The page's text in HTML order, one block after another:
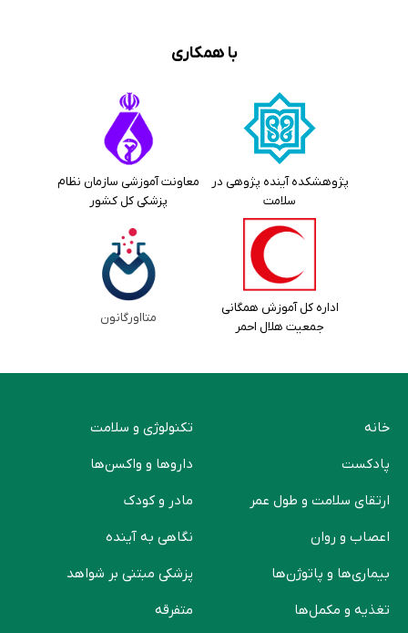
با همکاری
پژوهشکده آینده پژوهی در
سلامت
معاونت آموزشی سازمان نظام
پزشکی کل کشور
اداره کل آموزش همگانی
جمعیت هلال احمر
متااورگانون
خانه
پادکست
ارتقای سلامت و طول عمر
اعصاب و روان
بیماری‌ها و پاتوژن‌ها
تغذیه و مکمل‌ها
تکنولوژی و سلامت
دارو‌ها و واکسن‌ها
مادر و کودک
نگاهی به آینده
پزشکی مبتنی بر شواهد
متفرقه